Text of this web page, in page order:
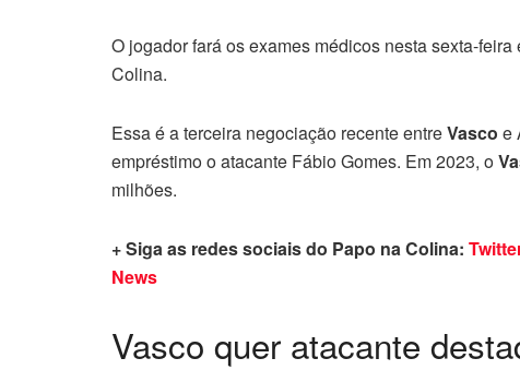
O jogador fará os exames médicos nesta sexta-
Colina.
Essa é a terceira negociação recente entreVasco e
empréstimo o atacante Fábio Gomes. Em 2023, o
milhões.
+ Siga as redes sociais do Papo na Colina:
News
Vasco quer atacante